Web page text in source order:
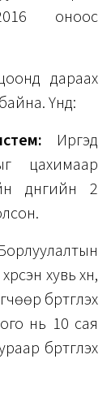
оноос
дараах
Үүнд:
Иргэд
цахимаар
дүнгийн 2
хувь хүн,
бүртгүүлэх
нь 10 сая
бүртгүүлэх